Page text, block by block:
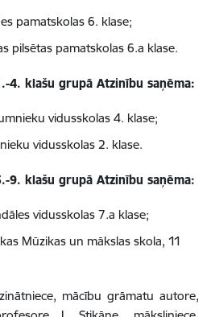
pamatskolas 6. klase;
pilsētas pamatskolas 6.a klase.
4. klašu grupā Atzinību saņēma:
vidusskolas 4. klase;
vidusskolas 2. klase.
9. klašu grupā Atzinību saņēma:
vidusskolas 7.a klase;
Mūzikas un mākslas skola, 11
mācību grāmatu autore,